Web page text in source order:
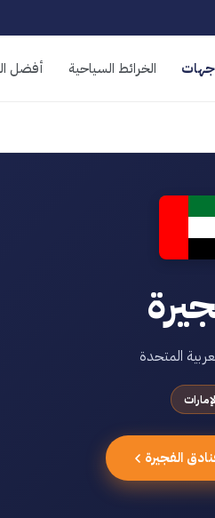
الخرائط السياحية أفضل
المتحدة
الفجيرة